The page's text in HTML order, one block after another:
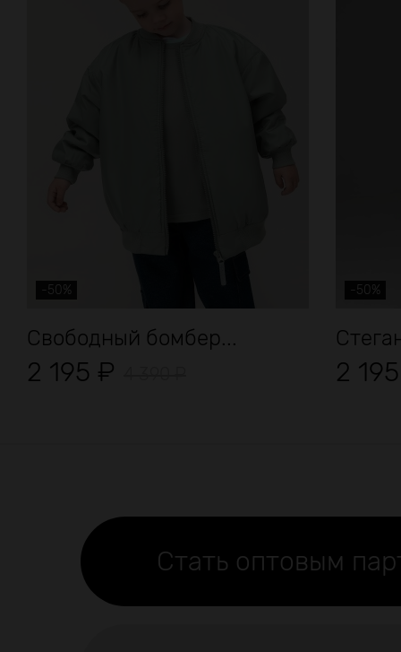
-50%
Свободный бомбер...
2 195 ₽
-50%
2
Стать оптовым